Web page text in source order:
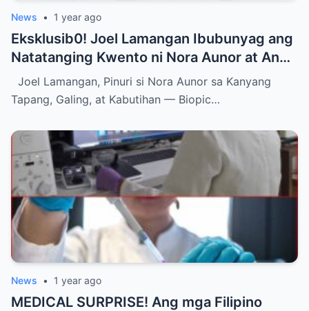
News • 1 year ago
Eksklusib0! Joel Lamangan Ibubunyag ang
Natatanging Kwento ni Nora Aunor at Ang
Nakahandang Biopic para sa ‘Ate Guy’
Joel Lamangan, Pinuri si Nora Aunor sa Kanyang
Tapang, Galing, at Kabutihan — Biopic…
News • 1 year ago
MEDICAL SURPRISE! Ang mga Filipino